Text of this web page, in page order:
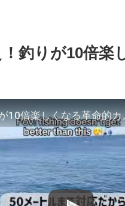
釣りが10倍楽
10倍楽しくなる革命的カ